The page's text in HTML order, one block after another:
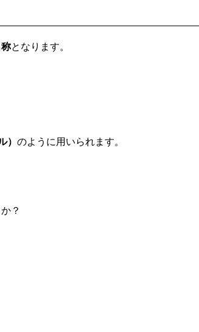
となります。
） のように用いられます。
？